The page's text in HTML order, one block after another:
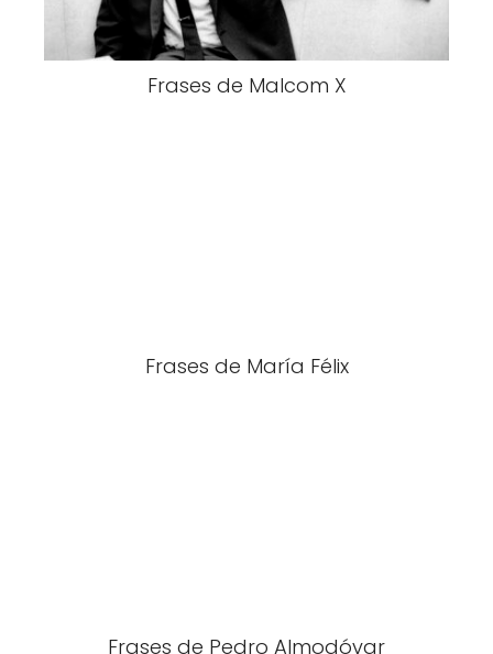
Frases de Malcom X
Frases de María Félix
Frases de Pedro Almodóvar